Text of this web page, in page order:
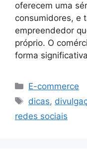
oferecem uma
consumidores, e
empreendedor
próprio. O
forma
Categorias
E-commerce
Tags
dicas,
redes sociais